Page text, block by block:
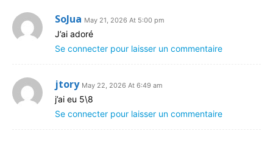
SoJua May 21, 2026 At 5:00 pm
J’ai adoré
Se connecter pour laisser un commentaire
jtory May 22, 2026 At 6:49 am
j’ai eu 5\8
Se connecter pour laisser un commentaire